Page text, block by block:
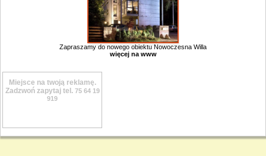
Zapraszamy do nowego obiektu Nowoczesna Willa
więcej na www
Miejsce na twoją reklamę.
Zadzwoń zapytaj tel. 75 64 19
919